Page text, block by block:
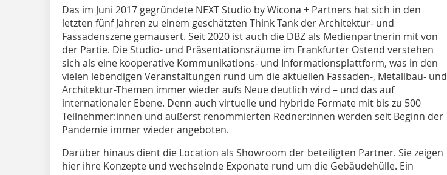
Das im Juni 2017 gegründete NEXT Studio by Wicona + Partners hat sich in den
letzten fünf Jahren zu einem geschätzten Think Tank der Architektur- und
Fassadenszene gemausert. Seit 2020 ist auch die DBZ als Medienpartnerin mit von
der Partie. Die Studio- und Präsentationsräume im Frankfurter Ostend verstehen
sich als eine kooperative Kommunikations- und Informationsplattform, was in den
vielen lebendigen Veranstaltungen rund um die aktuellen Fassaden-, Metallbau- und
Architektur-Themen immer wieder aufs Neue deutlich wird – und das auf
internationaler Ebene. Denn auch virtuelle und hybride Formate mit bis zu 500
Teilnehmer:innen und äußerst renommierten Redner:innen werden seit Beginn der
Pandemie immer wieder angeboten.
Darüber hinaus dient die Location als Showroom der beteiligten Partner. Sie zeigen
hier ihre Konzepte und wechselnde Exponate rund um die Gebäudehülle. Ein